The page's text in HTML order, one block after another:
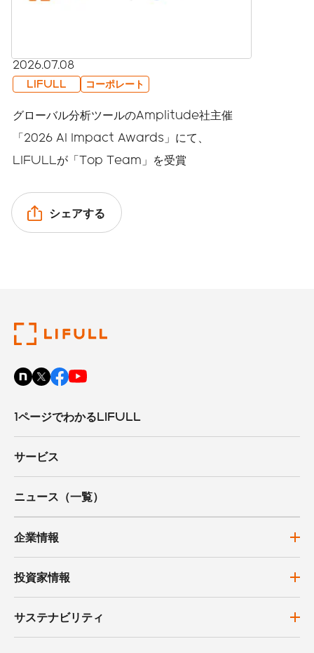
2026.07.08
LIFULL コーポレート
グローバル分析ツールのAmplitude社主催
「2026 AI Impact Awards」にて、
LIFULLが「Top Team」を受賞
シェアする
1ページでわかるLIFULL
サービス
ニュース（一覧）
企業情報
投資家情報
サステナビリティ